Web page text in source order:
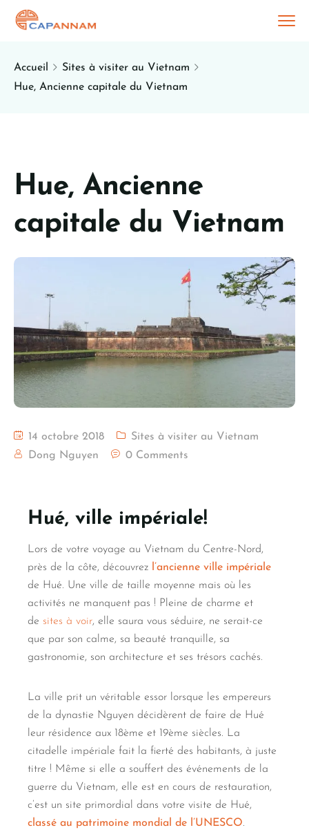
Accueil
Sites à visiter au Vietnam
Hue, Ancienne capitale du Vietnam
Hue, Ancienne
capitale du Vietnam
14 octobre 2018
Sites à visiter au Vietnam
Dong Nguyen
0 Comments
Hué, ville impériale!
Lors de votre voyage au Vietnam du Centre-Nord,
près de la côte, découvrez l’ancienne ville impériale
de Hué. Une ville de taille moyenne mais où les
activités ne manquent pas ! Pleine de charme et
de sites à voir, elle saura vous séduire, ne serait-ce
que par son calme, sa beauté tranquille, sa
gastronomie, son architecture et ses trésors cachés.
La ville prit un véritable essor lorsque les empereurs
de la dynastie Nguyen décidèrent de faire de Hué
leur résidence aux 18ème et 19ème siècles. La
citadelle impériale fait la fierté des habitants, à juste
titre ! Même si elle a souffert des événements de la
guerre du Vietnam, elle est en cours de restauration,
c’est un site primordial dans votre visite de Hué,
classé au patrimoine mondial de l’UNESCO.